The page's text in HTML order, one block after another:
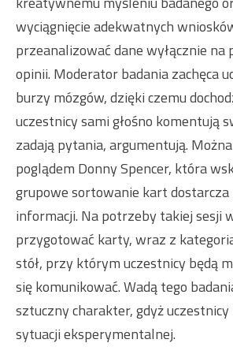
wyciągnięcie adekwatnych
przeanalizować dane wyłącznie na
opinii. Moderator badania zachęca
burzy mózgów, dzięki czemu
uczestnicy sami głośno komentują
zadają pytania, argumentują.
poglądem Donny Spencer, która
grupowe sortowanie kart dostarcza
informacji. Na potrzeby takiej sesji
przygotować karty, wraz z
stół, przy którym uczestnicy będą
się komunikować. Wadą tego
sztuczny charakter, gdyż
sytuacji eksperymentalnej.